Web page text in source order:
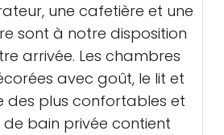
une cafetière et une
sont à notre disposition
arrivée. Les chambres
avec goût, le lit et
des plus confortables et
de bain privée contient